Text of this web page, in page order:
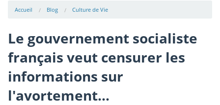
Accueil Blog Culture de Vie
Le gouvernement socialiste
français veut censurer les
informations sur
l'avortement...